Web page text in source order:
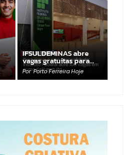
IFSULDEMINAS abre
vagas gratuitas para…
Por Porto Ferreira Hoje